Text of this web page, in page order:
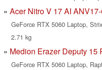
Acer Nitro V 17 AI ANV17-
GeForce RTX 5060 Laptop,
2.71 kg
Medion Erazer Deputy 15
GeForce RTX 5060 Laptop,